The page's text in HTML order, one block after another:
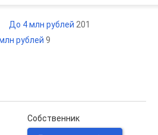
До 4 млн рублей 201
рублей 9
Собственник